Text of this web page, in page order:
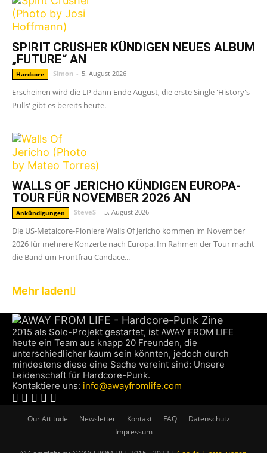
SPIRIT CRUSHER KÜNDIGEN NEUES ALBUM
„FUTURE“ AN
Hardcore Simon - 5. August 2026
Erscheinen wird die LP dann Ende August, die erste Single 'History's
Pulls' gibt es bereits heute.
WALLS OF JERICHO KÜNDIGEN EUROPA-
TOUR FÜR NOVEMBER 2026 AN
Ankündigungen SteveS - 5. August 2026
Die US-Metalcore-Pioniere Walls Of Jericho kommen im November
2026 für mehrere Konzerte nach Europa. Im Rahmen der Tour macht
die Band um Frontfrau Candace...
Mehr laden
2015 als Solo-Projekt gestartet, ist AWAY FROM LIFE
heute ein Team aus knapp 20 Freunden, die
unterschiedlicher kaum sein könnten, jedoch durch
mindestens diese eine Sache vereint sind: Unsere
Leidenschaft für Hardcore-Punk.
Kontaktiere uns: info@awayfromlife.com
Our Attitude Newsletter Kontakt FAQ
Datenschutz
Impressum